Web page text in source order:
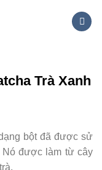
Trà Xanh
bột đã được sử
Nó được làm từ cây